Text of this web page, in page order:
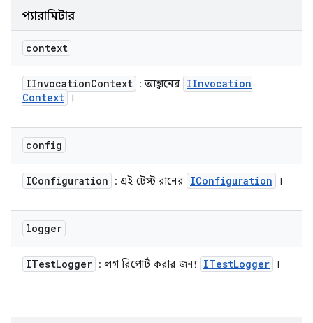
প্যারামিটার
context
IInvocationContext : আহ্বানের IInvocation
Context
।
config
IConfiguration : এই টেস্ট রানের IConfiguration ।
logger
ITestLogger : লগ রিপোর্ট করার জন্য ITestLogger ।